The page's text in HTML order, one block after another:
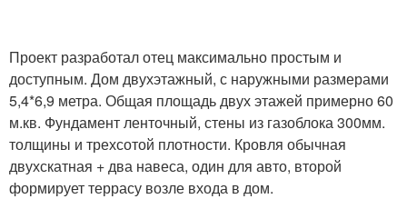
Проект разработал отец максимально простым и
доступным. Дом двухэтажный, с наружными размерами
5,4*6,9 метра. Общая площадь двух этажей примерно 60
м.кв. Фундамент ленточный, стены из газоблока 300мм.
толщины и трехсотой плотности. Кровля обычная
двухскатная + два навеса, один для авто, второй
формирует террасу возле входа в дом.